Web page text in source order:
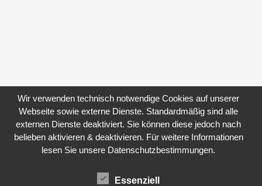
Wir verwenden technisch notwendige Cookies auf unserer
Webseite sowie externe Dienste. Standardmäßig sind alle
externen Dienste deaktiviert. Sie können diese jedoch nach
belieben aktivieren & deaktivieren. Für weitere Informationen
lesen Sie unsere Datenschutzbestimmungen.
Essenziell